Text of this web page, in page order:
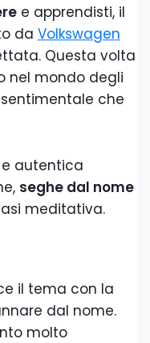
e apprendisti, il
da Volkswagen
Questa volta
nel mondo degli
che
autentica
seghe dal nome
meditativa.
il tema con la
dal nome.
molto